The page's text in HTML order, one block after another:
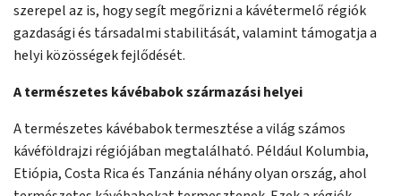
szerepel az is, hogy segít megőrizni a kávétermelő régiók
gazdasági és társadalmi stabilitását, valamint támogatja a
helyi közösségek fejlődését.
A természetes kávébabok származási helyei
A természetes kávébabok termesztése a világ számos
kávéföldrajzi régiójában megtalálható. Például Kolumbia,
Etiópia, Costa Rica és Tanzánia néhány olyan ország, ahol